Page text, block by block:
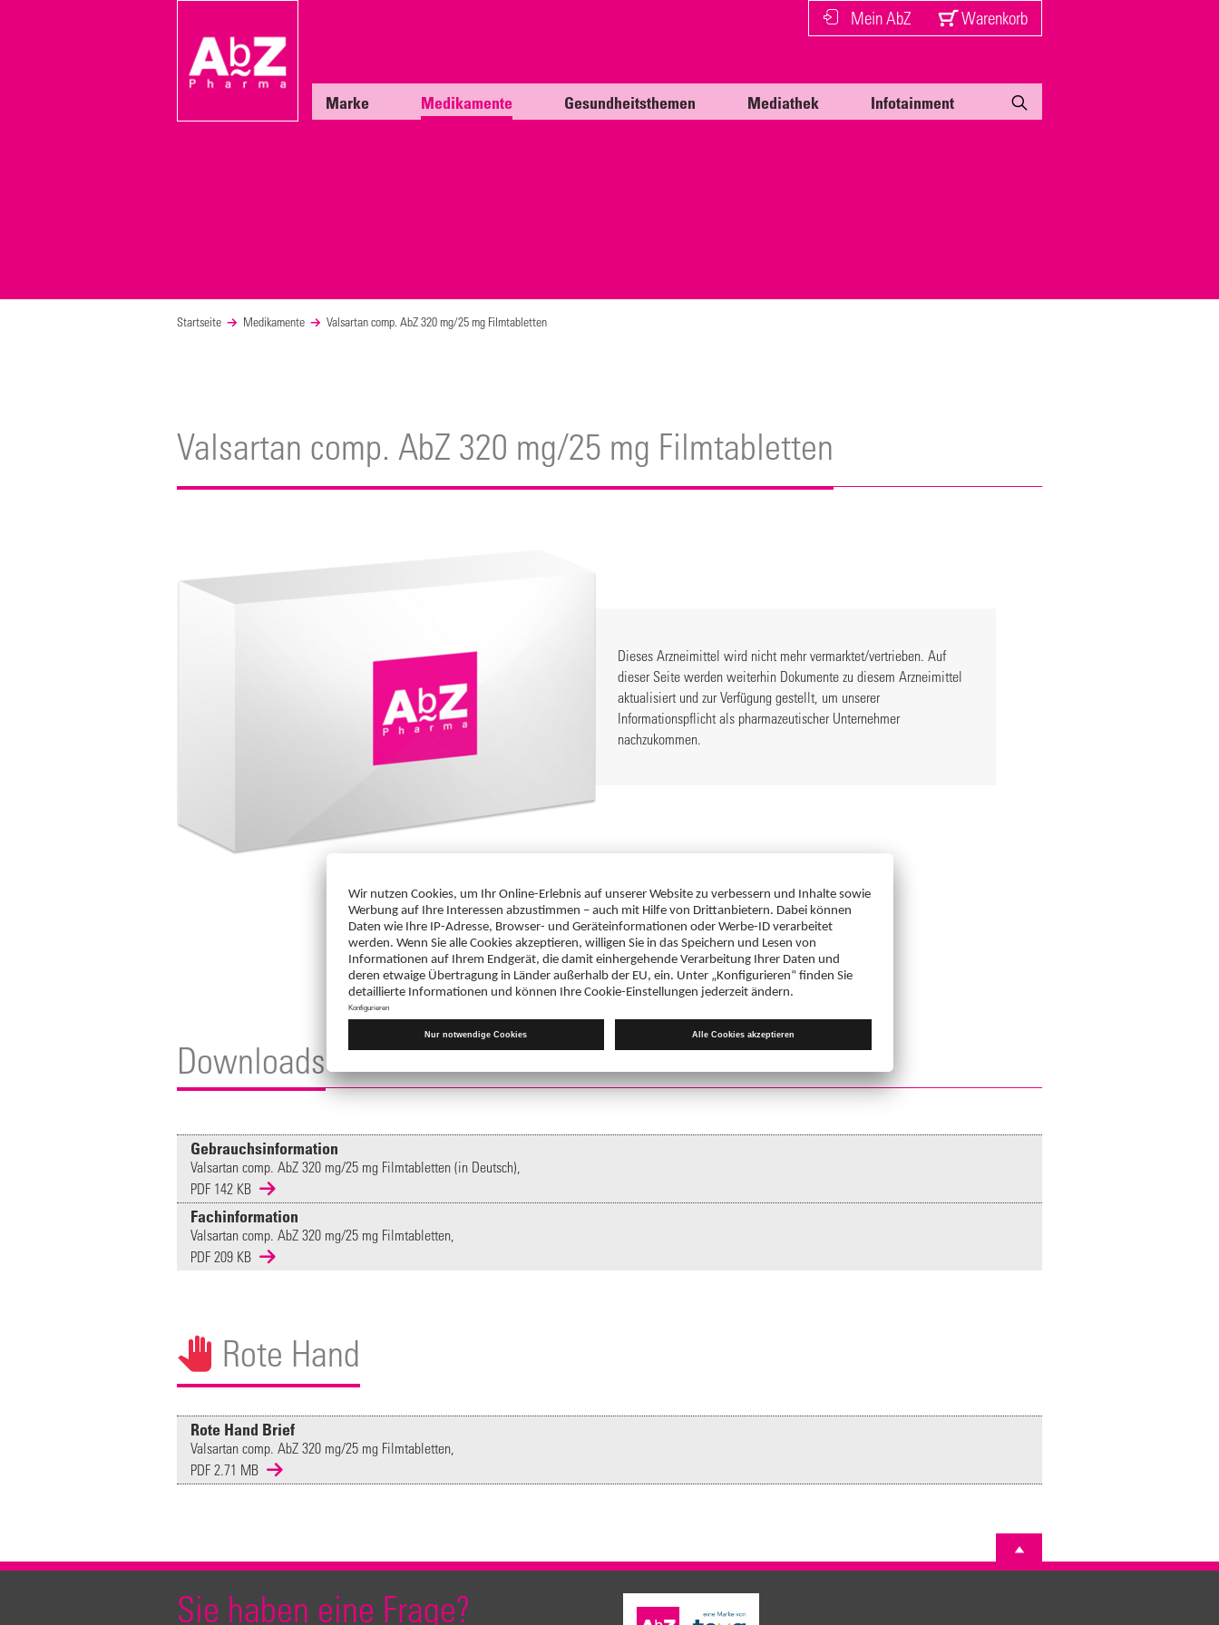
Mein AbZ Warenkorb
Marke Medikamente Gesundheitsthemen Mediathek Infotainment
Startseite Medikamente Valsartan comp. AbZ 320 mg/25 mg Filmtabletten
Valsartan comp. AbZ 320 mg/25 mg Filmtabletten
Dieses Arzneimittel wird nicht mehr vermarktet/vertrieben. Auf
dieser Seite werden weiterhin Dokumente zu diesem Arzneimittel
aktualisiert und zur Verfügung gestellt, um unserer
Informationspflicht als pharmazeutischer Unternehmer
nachzukommen.
Downloads
Gebrauchsinformation
Valsartan comp. AbZ 320 mg/25 mg Filmtabletten (in Deutsch),
PDF 142 KB
Fachinformation
Valsartan comp. AbZ 320 mg/25 mg Filmtabletten,
PDF 209 KB
Rote Hand
Rote Hand Brief
Valsartan comp. AbZ 320 mg/25 mg Filmtabletten,
PDF 2.71 MB
Sie haben eine Frage?